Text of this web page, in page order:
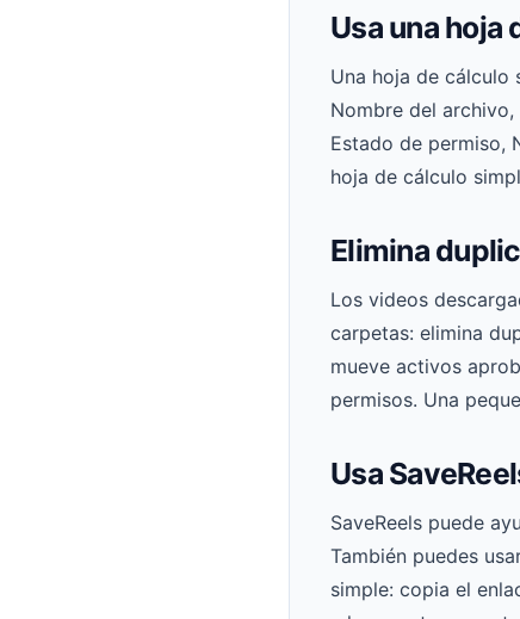
Usa una
Una hoja de cálculo
Nombre del
Estado de permiso,
hoja de cálculo
Elimina
Los videos
carpetas: elimina
mueve activos
permisos. Una
Usa
SaveReels puede
También puedes
simple: copia el